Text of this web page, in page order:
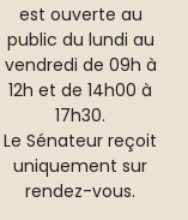
est ouverte au
public du lundi au
vendredi de 09h à
12h et de 14h00 à
17h30.
Le Sénateur reçoit
uniquement sur
rendez-vous.